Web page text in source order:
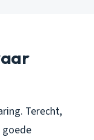
Terecht,